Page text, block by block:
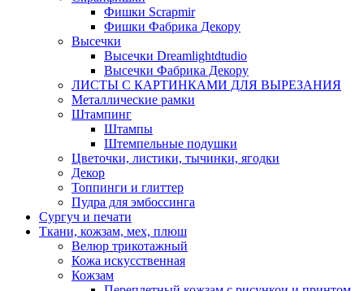
Фишки Scrapmir
Фишки Фабрика Декору
Высечки
Высечки Dreamlightdtudio
Высечки Фабрика Декору
ЛИСТЫ С КАРТИНКАМИ ДЛЯ ВЫРЕЗАНИЯ
Металлические рамки
Штампинг
Штампы
Штемпельные подушки
Цветочки, листики, тычинки, ягодки
Декор
Топпинги и глиттер
Пудра для эмбоссинга
Сургуч и печати
Ткани, кожзам, мех, плюш
Велюр трикотажный
Кожа искусственная
Кожзам